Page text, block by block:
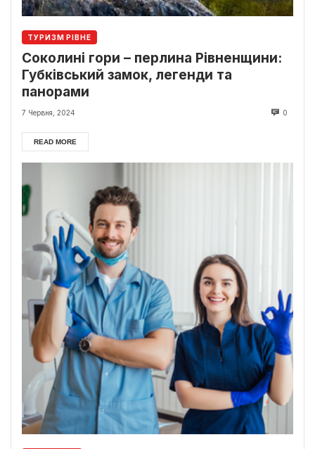
ТУРИЗМ РІВНЕ
Соколині гори – перлина Рівненщини:
Губківський замок, легенди та
панорами
7 Червня, 2024 0
READ MORE